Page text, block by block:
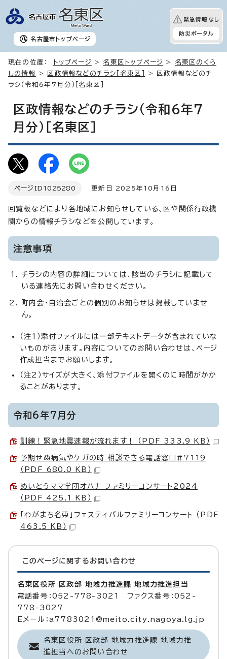
名古屋市 トップページ
緊急情報なし
防災ポータル
現在の位置： トップページ > 名東区トップページ > 名東区のくら
しの情報
> 区政情報などのチラシ［名東区］
> 区政情報などのチ
ラシ（令和6年7月分）［名東区］
区政情報などのチラシ（令和6年7
月分）［名東区］
ページID 1025280 更新日 2025年10月16日
回覧板などにより各地域にお知らせしている、区や関係行政機
関からの情報チラシなどを公開しています。
注意事項
チラシの内容の詳細については、該当のチラシに記載して
いる連絡先にお問い合わせください。
町内会・自治会ごとの個別のお知らせは掲載していませ
ん。
（注1）添付ファイルには一部テキストデータが含まれていな
いものがあります。内容についてのお問い合わせは、ページ
作成担当までお願いします。
（注2）サイズが大きく、添付ファイルを開くのに時間がかか
ることがあります。
令和6年7月分
訓練！緊急地震速報が流れます！ （PDF 333.9 KB）
予期せぬ病気やケガの時 相談できる電話窓口#7119
（PDF 680.0 KB）
めいとうママ学団オハナ ファミリーコンサート2024
（PDF 425.1 KB）
「わがまち名東」フェスティバルファミリーコンサート （PDF
463.5 KB）
このページに関する お問い合わせ
名東区役所 区政部 地域力推進課 地域力推進担当
電話番号：052-778-3021 ファクス番号：052-
778-3027
Eメール：a7783021@meito.city.nagoya.lg.jp
名東区役所 区政部 地域力推進課 地域力推
進担当へのお問い合わせ